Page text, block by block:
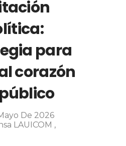
para
corazón
De 2026
LAUICOM